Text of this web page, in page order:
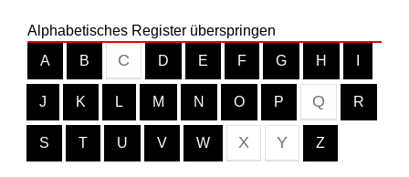
Alphabetisches Register überspringen
A
B C D E F G H
J K L M N O P Q R
S T U V W X Y Z